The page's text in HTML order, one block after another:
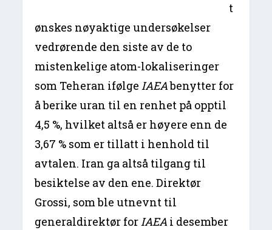
t
ønskes nøyaktige undersøkelser
vedrørende den siste av de to
mistenkelige atom-lokaliseringer
som Teheran ifølgeIAEAbenytter for
å berike uran til en renhet på opptil
4,5 %, hvilket altså er høyere enn de
3,67 % som er tillatt i henhold til
avtalen. Iran ga altså tilgang til
besiktelse av den ene. Direktør
Grossi, som ble utnevnt til
generaldirektør forIAEA i desember